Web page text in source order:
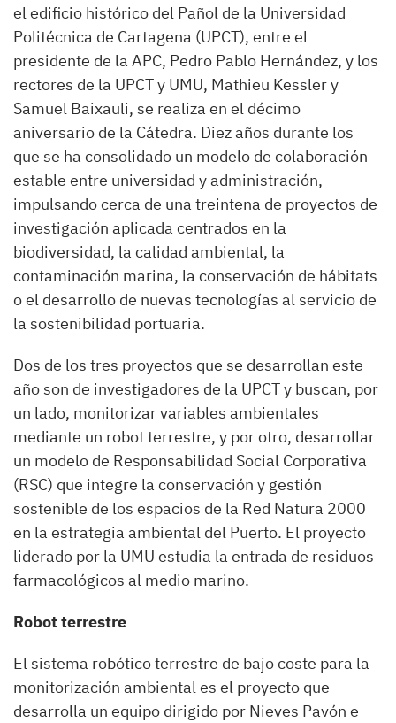
el edificio histórico del Pañol de la Universidad
Politécnica de Cartagena (UPCT), entre el
presidente de la APC, Pedro Pablo Hernández, y los
rectores de la UPCT y UMU, Mathieu Kessler y
Samuel Baixauli, se realiza en el décimo
aniversario de la Cátedra. Diez años durante los
que se ha consolidado un modelo de colaboración
estable entre universidad y administración,
impulsando cerca de una treintena de proyectos de
investigación aplicada centrados en la
biodiversidad, la calidad ambiental, la
contaminación marina, la conservación de hábitats
o el desarrollo de nuevas tecnologías al servicio de
la sostenibilidad portuaria.
Dos de los tres proyectos que se desarrollan este
año son de investigadores de la UPCT y buscan, por
un lado, monitorizar variables ambientales
mediante un robot terrestre, y por otro, desarrollar
un modelo de Responsabilidad Social Corporativa
(RSC) que integre la conservación y gestión
sostenible de los espacios de la Red Natura 2000
en la estrategia ambiental del Puerto. El proyecto
liderado por la UMU estudia la entrada de residuos
farmacológicos al medio marino.
Robot terrestre
El sistema robótico terrestre de bajo coste para la
monitorización ambiental es el proyecto que
desarrolla un equipo dirigido por Nieves Pavón e